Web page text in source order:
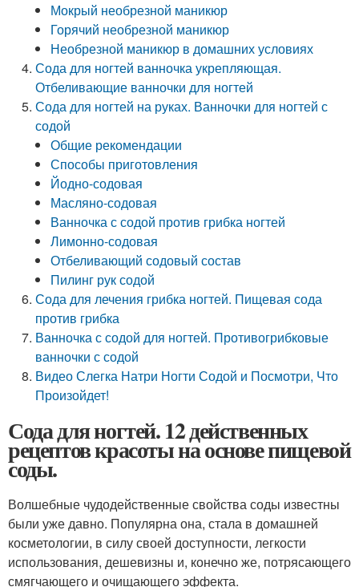
Мокрый необрезной маникюр
Горячий необрезной маникюр
Необрезной маникюр в домашних условиях
Сода для ногтей ванночка укрепляющая.
Отбеливающие ванночки для ногтей
Сода для ногтей на руках. Ванночки для ногтей с
содой
Общие рекомендации
Способы приготовления
Йодно-содовая
Масляно-содовая
Ванночка с содой против грибка ногтей
Лимонно-содовая
Отбеливающий содовый состав
Пилинг рук содой
Сода для лечения грибка ногтей. Пищевая сода
против грибка
Ванночка с содой для ногтей. Противогрибковые
ванночки с содой
Видео Слегка Натри Ногти Содой и Посмотри, Что
Произойдет!
Сода для ногтей. 12 действенных
рецептов красоты на основе пищевой
соды.
Волшебные чудодейственные свойства соды известны
были уже давно. Популярна она, стала в домашней
косметологии, в силу своей доступности, легкости
использования, дешевизны и, конечно же, потрясающего
смягчающего и очищающего эффекта.